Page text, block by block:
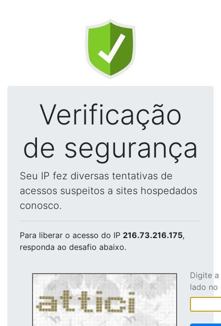
Verificação
de segurança
Seu IP fez diversas tentativas de
acessos suspeitos a sites hospedados
conosco.
Para liberar o acesso do IP 216.73.216.175,
responda ao desafio abaixo.
Digite
lado no